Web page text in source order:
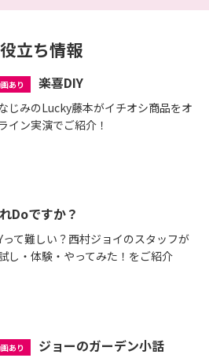
立ち情報
あり 楽喜DIY
じみのLucky藤本がイチオシ商品をオ
イン実演でご紹介！
Doですか？
って難しい？西村ジョイのスタッフが
し・体験・やってみた！をご紹介
あり ジョーのガーデン小話